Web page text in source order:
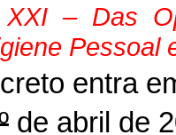
– Das
Pessoal
entra
de abril de